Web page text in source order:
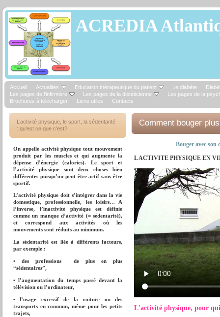
ACREDIA
Accueil Actualités Education thérapeutique du patient Le diabète
Les pages de l'infirmière
Les pages de la diététicienne
Les pages de la
Brochures à télécharger
Liens utiles Contacts
L’activité physique, le sport, la sédentarité
: qu’est ce que c’est?
On appelle activité physique tout mouvement
produit par les muscles et qui augmente la
dépense d’énergie (calories). Le sport et
l’activité physique sont deux choses bien
différentes puisqu’on peut être actif sans être
sportif.
L’activité physique doit s’intégrer dans la vie
domestique, professionnelle, les loisirs… A
l’inverse, l’inactivité physique est définie
comme un manque d’activité (= sédentarité),
et correspond aux activités où les
mouvements sont réduits au minimum.
La sédentarité est liée à différents facteurs,
par exemple :
• des professions de plus en plus
“sédentaires”,
• l’augmentation du temps passé devant la
télévision ou l’ordinateur,
• l’usage excessif de la voiture ou des
transports en commun, même pour les petits
trajets,
Comment bouger
Bouger avec son
L ACTIVITE PHYSIQUE EN
L'activité physique, pour